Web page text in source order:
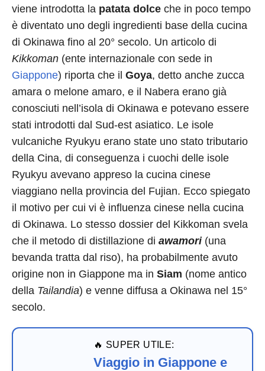
viene introdotta la patata dolce che in poco tempo
è diventato uno degli ingredienti base della cucina
di Okinawa fino al 20° secolo. Un articolo di
Kikkoman (ente internazionale con sede in
Giappone) riporta che il Goya, detto anche zucca
amara o melone amaro, e il Nabera erano già
conosciuti nell’isola di Okinawa e potevano essere
stati introdotti dal Sud-est asiatico. Le isole
vulcaniche Ryukyu erano state uno stato tributario
della Cina, di conseguenza i cuochi delle isole
Ryukyu avevano appreso la cucina cinese
viaggiano nella provincia del Fujian. Ecco spiegato
il motivo per cui vi è influenza cinese nella cucina
di Okinawa. Lo stesso dossier del Kikkoman svela
che il metodo di distillazione di awamori(una
bevanda tratta dal riso), ha probabilmente avuto
origine non in Giappone ma in Siam (nome antico
della Tailandia) e venne diffusa a Okinawa nel 15°
secolo.
🔥 SUPER UTILE:
Viaggio in Giappone e